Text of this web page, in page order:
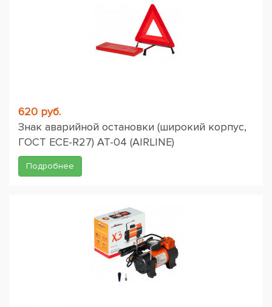
620 руб.
Знак аварийной остановки (широкий корпус,
ГОСТ ЕСЕ-R27) AT-04 (AIRLINE)
Подробнее